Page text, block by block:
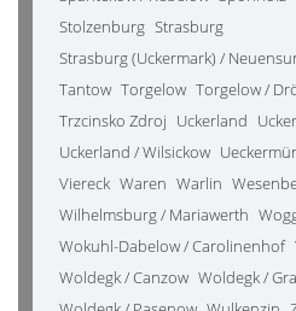
Stolzenburg Strasburg
Strasburg (Uckermark) /
Tantow Torgelow Torgelow /
Trzcinsko Zdroj Uckerland
Uckerland / Wilsickow
Viereck Waren Warlin
Wilhelmsburg / Mariawerth
Wokuhl-Dabelow / Carolinenhof
Woldegk / Canzow Woldegk /